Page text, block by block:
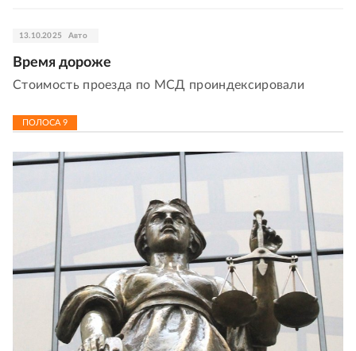
13.10.2025 Авто
Время дороже
Стоимость проезда по МСД проиндексировали
ПОЛОСА 9